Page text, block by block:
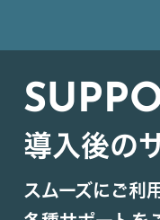
導入後の
スムーズにご利